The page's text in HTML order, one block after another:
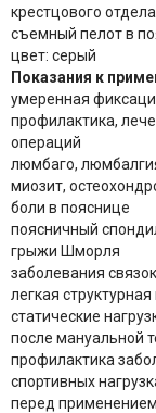
крестцового
съемный пелот в
цвет: серый
Показания к
умеренная
профилактика,
операций
люмбаго,
миозит,
боли в пояснице
поясничный
грыжи Шморля
заболевания
легкая
статические
после мануальной
профилактика
спортивных
перед